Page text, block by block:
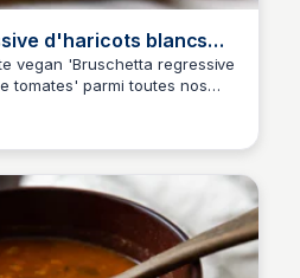
d'haricots blancs
vegan 'Bruschetta regressive
tomates' parmi toutes nos
à préparer.